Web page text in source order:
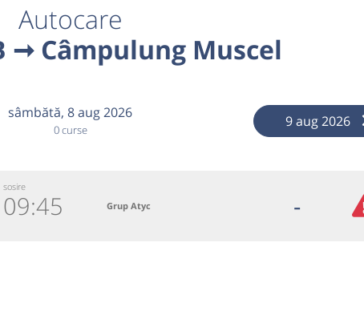
Autocare
➞ Câmpulung Muscel
sâmbătă, 8 aug 2026
0 curse 9 aug 2026
sosire
09:45 Grup Atyc -